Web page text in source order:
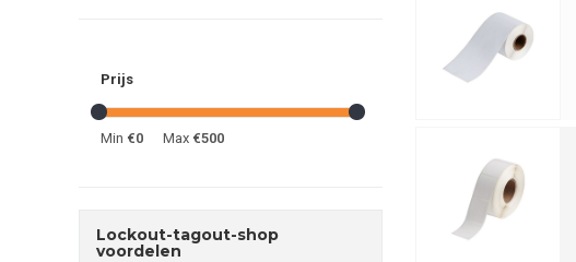
Prijs
Min €0 Max €500
Lockout-tagout-shop
voordelen